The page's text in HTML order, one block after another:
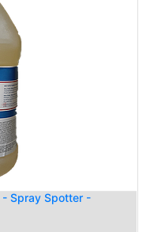
- Spray Spotter -